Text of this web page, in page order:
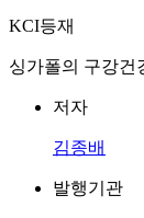
KCI등재
싱가폴의 구강건
저자
김종배
발행기관